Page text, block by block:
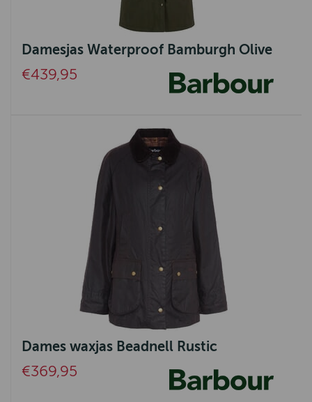
Damesjas Waterproof Bamburgh Olive
€439,95
Dames waxjas Beadnell Rustic
€369,95